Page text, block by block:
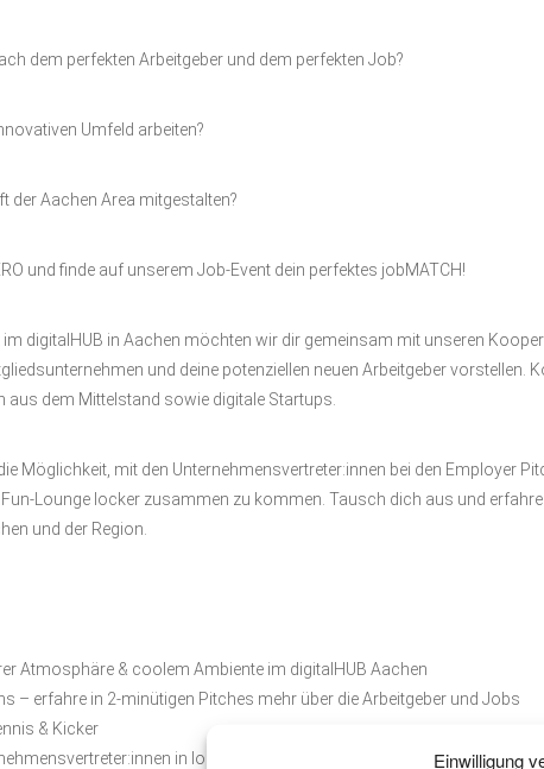
Einwilligung
dem perfekten Arbeitgeber und dem perfekten Job?
Umfeld arbeiten?
der Aachen Area mitgestalten?
und finde auf unserem Job-Event dein perfektes jobMATCH!
im digitalHUB in Aachen möchten wir dir gemeinsam mit unseren
und deine potenziellen neuen Arbeitgeber vorstellen.
aus dem Mittelstand sowie digitale Startups.
Möglichkeit, mit den Unternehmensvertreter:innen bei den Employer
Fun-Lounge locker zusammen zu kommen. Tausch dich aus und
und der Region.
Atmosphäre & coolem Ambiente im digitalHUB Aachen
– erfahre in 2-minütigen Pitches mehr über die Arbeitgeber und Jobs
& Kicker
in lockerer Atmosphäre & bei den Fun- Activities